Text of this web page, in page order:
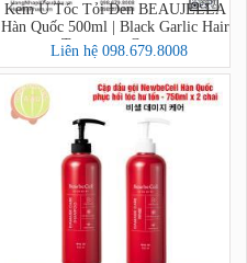
Kem Ủ Tóc Tỏi Đen BEAUJELLA
Hàn Quốc 500ml | Black Garlic Hair
Treatment Cream
Liên hệ 098.679.8008